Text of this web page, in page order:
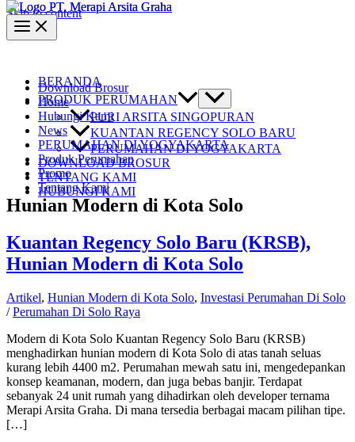
Skip to content
BERANDA
PRODUK PERUMAHAN
PURI ARSITA SINGOPURAN
KUANTAN REGENCY SOLO BARU
PERUMAHAN DI YOGYAKARTA
DOWNLOAD BROSUR
TENTANG KAMI
HUBUNGI KAMI
Download Brosur
Home
Hubungi Kami
News
PERUMAHAN DI YOGYAKARTA
Produk Perumahan
Promo
Tentang Kami
Hunian Modern di Kota Solo
Kuantan Regency Solo Baru (KRSB),
Hunian Modern di Kota Solo
Artikel, Hunian Modern di Kota Solo, Investasi Perumahan Di Solo
/Perumahan Di Solo Raya
Modern di Kota Solo Kuantan Regency Solo Baru (KRSB)
menghadirkan hunian modern di Kota Solo di atas tanah seluas
kurang lebih 4400 m2. Perumahan mewah satu ini, mengedepankan
konsep keamanan, modern, dan juga bebas banjir. Terdapat
sebanyak 24 unit rumah yang dihadirkan oleh developer ternama
Merapi Arsita Graha. Di mana tersedia berbagai macam pilihan tipe.
[…]